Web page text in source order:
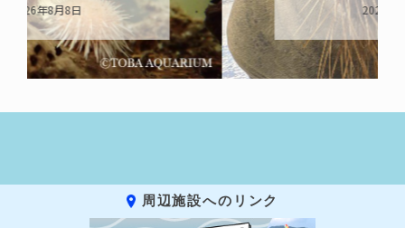
2026年8月8日
周辺施設へのリンク